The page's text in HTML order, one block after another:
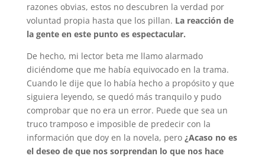
razones obvias, estos no descubren la verdad por
voluntad propia hasta que los pillan. La reacción de
la gente en este punto es espectacular.
De hecho, mi lector beta me llamo alarmado
diciéndome que me había equivocado en la trama.
Cuando le dije que lo había hecho a propósito y que
siguiera leyendo, se quedó más tranquilo y pudo
comprobar que no era un error. Puede que sea un
truco tramposo e imposible de predecir con la
información que doy en la novela, pero ¿Acaso no es
el deseo de que nos sorprendan lo que nos hace